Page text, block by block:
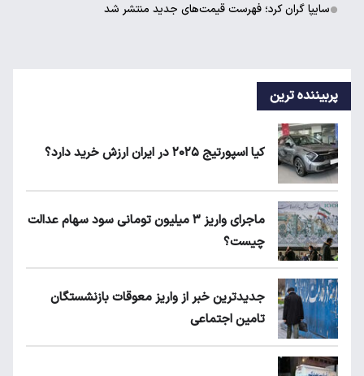
سایپا گران کرد؛ فهرست قیمت‌های جدید منتشر شد
پربیننده ترین
کیا اسپورتیج ۲۰۲۵ در ایران ارزش خرید دارد؟
ماجرای واریز ۳ میلیون تومانی سود سهام عدالت
چیست؟
جدیدترین خبر از واریز معوقات بازنشستگان
تامین اجتماعی